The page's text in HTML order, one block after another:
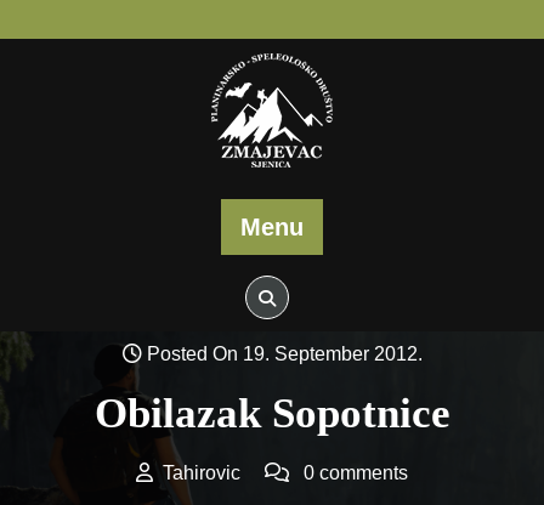
to
Menu
Posted On 19. September 2012.
Obilazak Sopotnice
Tahirovic 0 comments